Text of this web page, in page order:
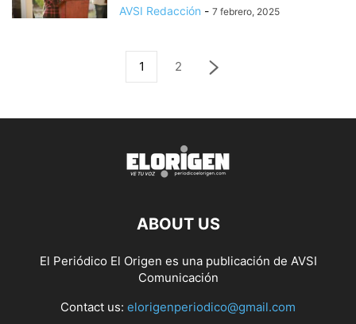
AVSI Redacción - 7 febrero, 2025
1 2
ABOUT US
El Periódico El Origen es una publicación de AVSI
Comunicación
Contact us: elorigenperiodico@gmail.com